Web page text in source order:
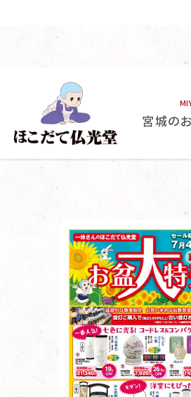
宮城の
家内安全、繁栄を願い想いを込める、
日本伝承の美徳の一つです。
ほこだて仏光堂では仏具だけでなく、
神具の取り扱いもございます。
専門性の高い品物ですので、
ぜひ当社へご相談ください。 仏壇は、
作り手と、
手を合わせる人、
それぞれの想いが宿った
「心」
そのもの。
ほこだて仏光堂は、
「心」
を大切に、
頼れるお仏壇店を目指してまいります。 地域最大級の品揃え！
心の安らぎと絆を育む 仏壇・仏具の専門店。
伝統の技と現代の美が
融合した多彩な商品を取り揃え、
皆様の大切なご先祖様への
感謝の気持ちを形にします。 手を合わせる距離で感じてください。
故人を偲び想いをよせる、
お位牌はその象徴です。
ほこだて仏光堂ではお位牌選びから、
文字入れ、その後のご供養に関する
サポートを一貫して行っております。 家内安全、繁栄を願い想いを込める、
日本伝承の美徳の一つです。
ほこだて仏光堂では仏具だけでなく、
神具の取り扱いもございます。
専門性の高い品物ですので、
ぜひ当社へご相談ください。 仏壇は、
作り手と、
手を合わせる人、
それぞれの想いが宿った
「心」
そのもの。
ほこだて仏光堂は、
「心」
を大切に、
頼れるお仏壇店を目指してまいります。